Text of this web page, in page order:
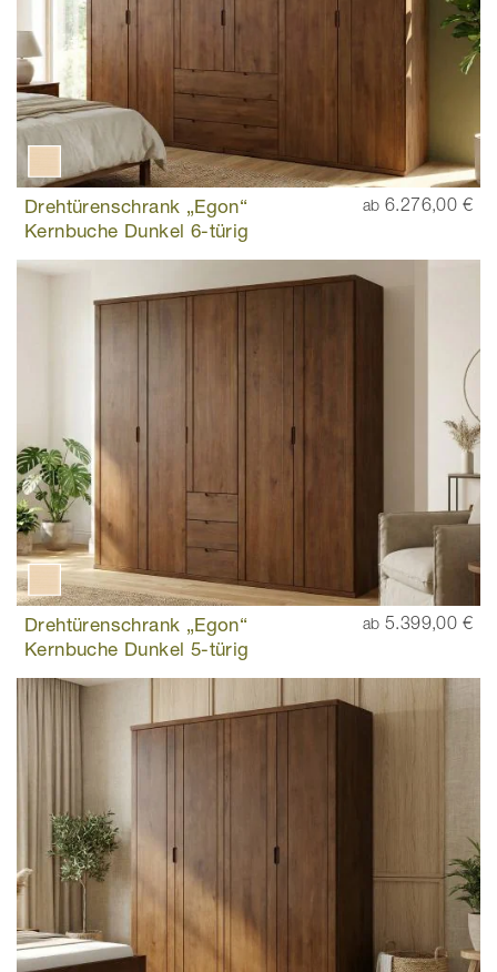
Drehtürenschrank „Egon“
Kernbuche Dunkel 6-türig
ab 6.276,00 €
Drehtürenschrank „Egon“
Kernbuche Dunkel 5-türig
ab 5.399,00 €